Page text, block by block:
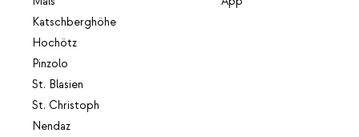
Katschberghöhe
Hochötz
Pinzolo
St. Blasien
St. Christoph
Nendaz